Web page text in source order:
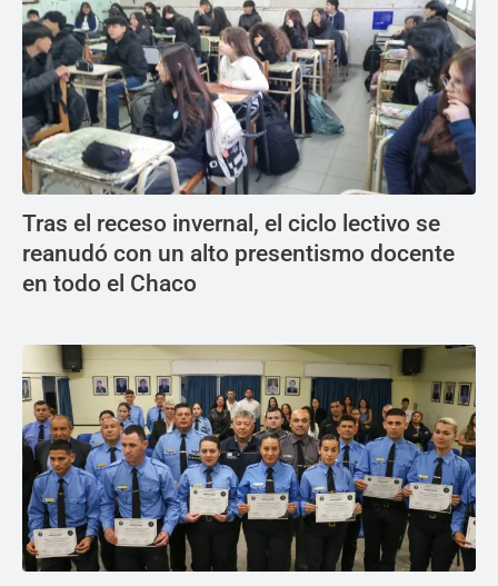
Tras el receso invernal, el ciclo lectivo se
reanudó con un alto presentismo docente
en todo el Chaco